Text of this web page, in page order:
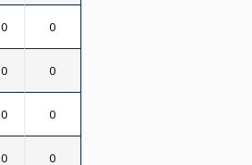
0 0
0 0
0 0
0 0